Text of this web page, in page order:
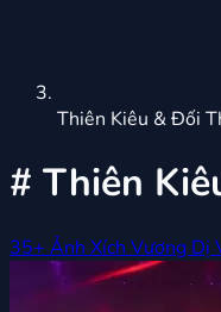
Thiên Kiêu & Đối
# Thiên
35+ Ảnh Xích Vương Dị